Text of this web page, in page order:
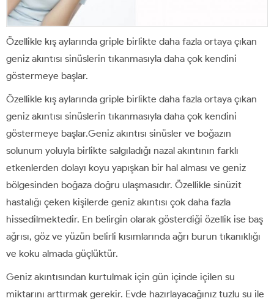
Özellikle kış aylarında griple birlikte daha fazla ortaya çıkan
geniz akıntısı sinüslerin tıkanmasıyla daha çok kendini
göstermeye başlar.
Özellikle kış aylarında griple birlikte daha fazla ortaya çıkan
geniz akıntısı sinüslerin tıkanmasıyla daha çok kendini
göstermeye başlar.Geniz akıntısı sinüsler ve boğazın
solunum yoluyla birlikte salgıladığı nazal akıntının farklı
etkenlerden dolayı koyu yapışkan bir hal alması ve geniz
bölgesinden boğaza doğru ulaşmasıdır. Özellikle sinüzit
hastalığı çeken kişilerde geniz akıntısı çok daha fazla
hissedilmektedir. En belirgin olarak gösterdiği özellik ise baş
ağrısı, göz ve yüzün belirli kısımlarında ağrı burun tıkanıklığı
ve koku almada güçlüktür.
Geniz akıntısından kurtulmak için gün içinde içilen su
miktarını arttırmak gerekir. Evde hazırlayacağınız tuzlu su ile